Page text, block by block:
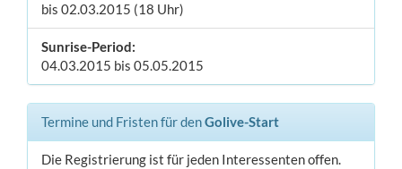
bis 02.03.2015 (18 Uhr)
Sunrise-Period:
04.03.2015 bis 05.05.2015
Termine und Fristen für denGolive-Start
Die Registrierung ist für jeden Interessenten offen.